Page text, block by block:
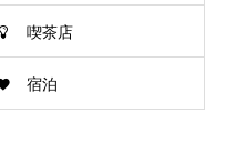
喫茶店
宿泊